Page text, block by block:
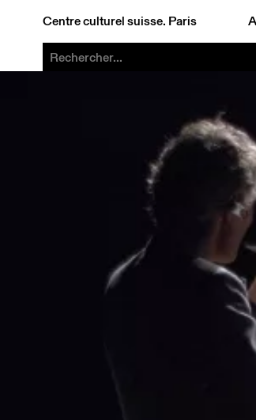
Centre culturel suisse. Paris